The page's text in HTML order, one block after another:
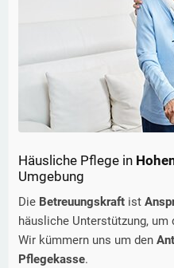
Häusliche Pflege in
Umgebung
Die Betreuungskraft ist
häusliche Unterstützung, um
Wir kümmern uns um den
Pflegekasse.